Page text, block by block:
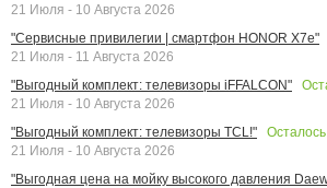
21 Июля - 10 Августа 2026
"Сервисные привилегии | смартфон HONOR X7e"
21 Июля - 11 Августа 2026
"Выгодный комплект: телевизоры iFFALCON"
21 Июля - 10 Августа 2026
"Выгодный комплект: телевизоры TCL!"
Осталось
21 Июля - 10 Августа 2026
"Выгодная цена на мойку высокого давления